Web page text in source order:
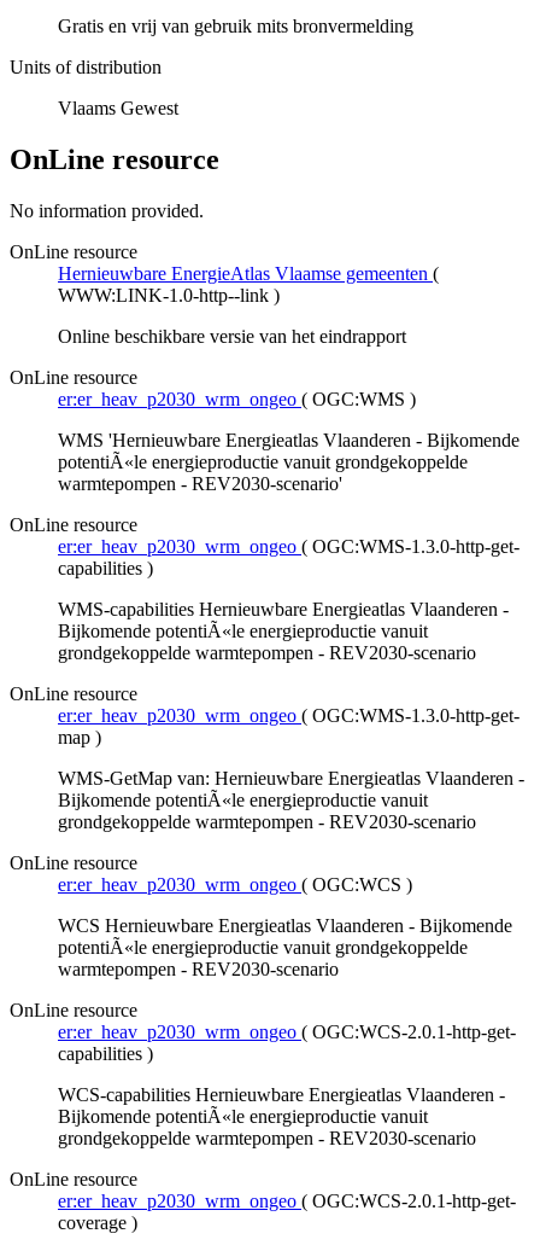
Gratis en vrij van gebruik mits bronvermelding
Units of distribution
Vlaams Gewest
OnLine resource
No information provided.
OnLine resource
Hernieuwbare EnergieAtlas Vlaamse gemeenten (
WWW:LINK-1.0-http--link )
Online beschikbare versie van het eindrapport
OnLine resource
er:er_heav_p2030_wrm_ongeo ( OGC:WMS )
WMS 'Hernieuwbare Energieatlas Vlaanderen - Bijkomende
potentiÃ«le energieproductie vanuit grondgekoppelde
warmtepompen - REV2030-scenario'
OnLine resource
er:er_heav_p2030_wrm_ongeo ( OGC:WMS-1.3.0-http-get-
capabilities )
WMS-capabilities Hernieuwbare Energieatlas Vlaanderen -
Bijkomende potentiÃ«le energieproductie vanuit
grondgekoppelde warmtepompen - REV2030-scenario
OnLine resource
er:er_heav_p2030_wrm_ongeo ( OGC:WMS-1.3.0-http-get-
map )
WMS-GetMap van: Hernieuwbare Energieatlas Vlaanderen -
Bijkomende potentiÃ«le energieproductie vanuit
grondgekoppelde warmtepompen - REV2030-scenario
OnLine resource
er:er_heav_p2030_wrm_ongeo ( OGC:WCS )
WCS Hernieuwbare Energieatlas Vlaanderen - Bijkomende
potentiÃ«le energieproductie vanuit grondgekoppelde
warmtepompen - REV2030-scenario
OnLine resource
er:er_heav_p2030_wrm_ongeo ( OGC:WCS-2.0.1-http-get-
capabilities )
WCS-capabilities Hernieuwbare Energieatlas Vlaanderen -
Bijkomende potentiÃ«le energieproductie vanuit
grondgekoppelde warmtepompen - REV2030-scenario
OnLine resource
er:er_heav_p2030_wrm_ongeo ( OGC:WCS-2.0.1-http-get-
coverage )